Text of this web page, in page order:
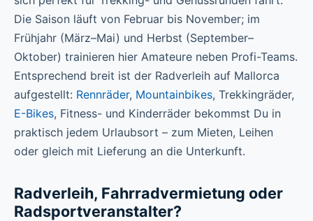
Die Saison läuft von Februar bis November; im
Frühjahr (März–Mai) und Herbst (September–
Oktober) trainieren hier Amateure neben Profi-Teams.
Entsprechend breit ist der Radverleih auf Mallorca
aufgestellt: Rennräder, Mountainbikes, Trekkingräder,
E-Bikes, Fitness- und Kinderräder bekommst Du in
praktisch jedem Urlaubsort – zum Mieten, Leihen
oder gleich mit Lieferung an die Unterkunft.
Radverleih, Fahrradvermietung oder
Radsportveranstalter?